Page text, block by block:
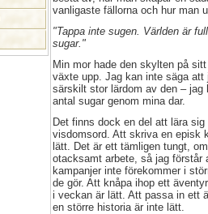
vanligaste fällorna och hur man
"Tappa inte sugen. Världen är
sugar."
Min mor hade den skylten på
växte upp. Jag kan inte säga att
särskilt stor lärdom av den – jag
antal sugar genom mina dar.
Det finns dock en del att lära sig
visdomsord. Att skriva en episk
lätt. Det är ett tämligen tungt,
otacksamt arbete, så jag förstår
kampanjer inte förekommer i
de gör. Att knåpa ihop ett
i veckan är lätt. Att passa in ett
en större historia är inte lätt.